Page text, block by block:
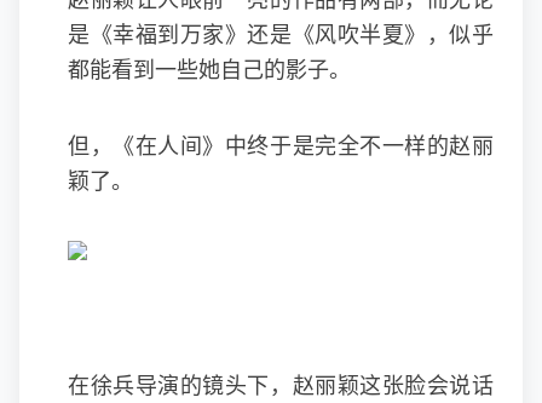
是《幸福到万家》还是《风吹半夏》，似乎
都能看到一些她自己的影子。
但，《在人间》中终于是完全不一样的赵丽
颖了。
在徐兵导演的镜头下，赵丽颖这张脸会说话